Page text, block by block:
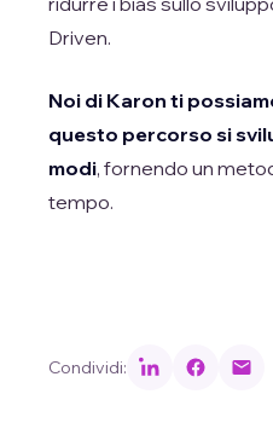
Driven.
Noi di Karon ti
questo percorso si
modi, fornendo un
tempo.
Condividi: